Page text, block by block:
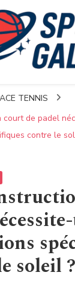
TENNIS
court de padel
contre le
soleil ?